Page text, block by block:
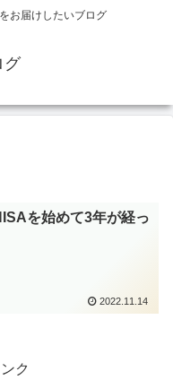
お届けしたいブログ
グ
を始めて3年が経っ
2022.11.14
ク